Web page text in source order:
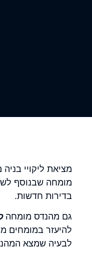
מציאת ליקויי
מומחה שבנוסף
בדירות חדשות.
גם מהנדס מומחה
להיעזר במומחים
לבעיה שמצא